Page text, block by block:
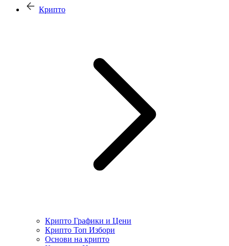
Крипто
Крипто Графики и Цени
Крипто Топ Избори
Основи на крипто